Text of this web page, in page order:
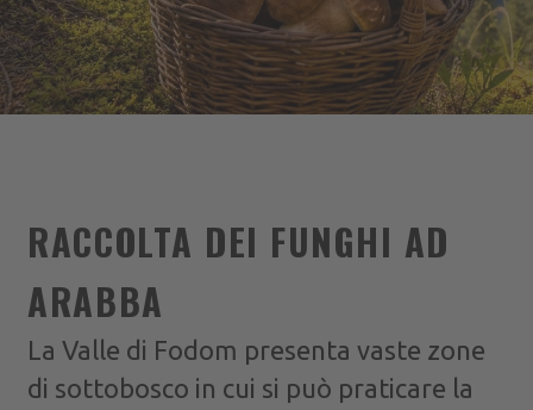
RACCOLTA DEI FUNGHI AD
ARABBA
La Valle di Fodom presenta vaste zone
di sottobosco in cui si può praticare la